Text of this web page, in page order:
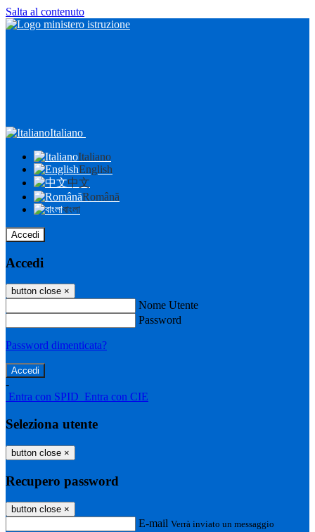
Salta al contenuto
Italiano
Italiano
English
中文
Română
বাংলা
Accedi
Accedi
button close ×
Nome Utente
Password
Password dimenticata?
-
Entra con SPID Entra con CIE
Seleziona utente
button close ×
Recupero password
button close ×
E-mail Verrà inviato un messaggio